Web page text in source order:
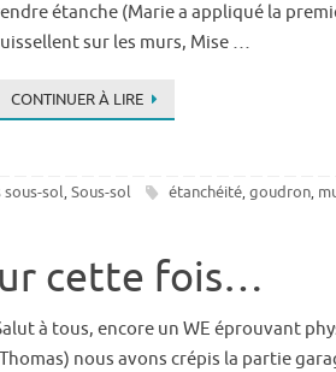
étanche (Marie a appliqué la
sur les murs, Mise …
CONTINUER À LIRE
sous-sol, Sous-sol étanchéité, goudron,
cette fois…
à tous, encore un WE éprouvant
nous avons crépis la partie